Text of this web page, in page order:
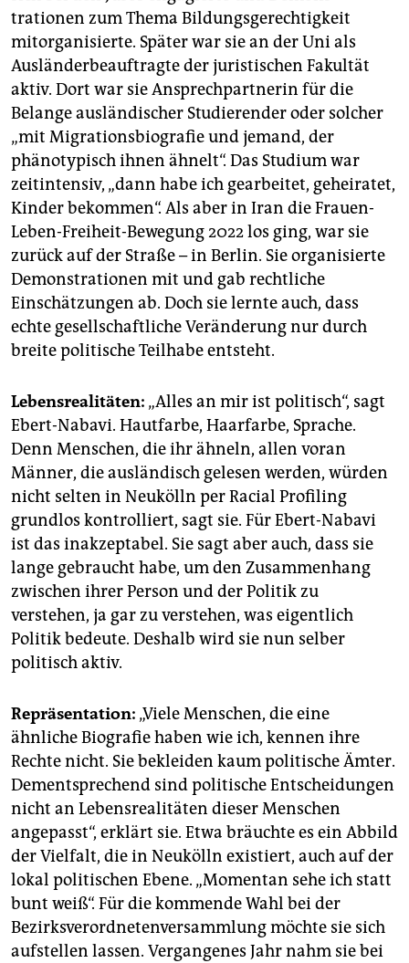
trationen zum Thema Bildungsgerechtigkeit
mitorganisierte. Später war sie an der Uni als
Ausländerbeauftragte der juristischen Fakultät
aktiv. Dort war sie Ansprechpartnerin für die
Belange ausländischer Studierender oder solcher
„mit Migrationsbiografie und jemand, der
phänotypisch ihnen ähnelt“. Das Studium war
zeitintensiv, „dann habe ich gearbeitet, geheiratet,
Kinder bekommen“. Als aber in Iran die Frauen-
Leben-Freiheit-Bewegung 2022 los ging, war sie
zurück auf der Straße – in Berlin. Sie organisierte
Demons­trationen mit und gab rechtliche
Einschätzungen ab. Doch sie lernte auch, dass
echte gesellschaftliche Veränderung nur durch
breite politische Teilhabe entsteht.
Lebensrealitäten: „Alles an mir ist politisch“, sagt
Ebert-Nabavi. Hautfarbe, Haarfarbe, Sprache.
Denn Menschen, die ihr ähneln, allen voran
Männer, die ausländisch gelesen werden, würden
nicht selten in Neukölln per Racial Profiling
grundlos kontrolliert, sagt sie. Für Ebert-Nabavi
ist das inakzeptabel. Sie sagt aber auch, dass sie
lange gebraucht habe, um den Zusammenhang
zwischen ihrer Person und der Politik zu
verstehen, ja gar zu verstehen, was eigentlich
Politik bedeute. Deshalb wird sie nun selber
politisch aktiv.
Repräsentation: „Viele Menschen, die eine
ähnliche Biografie haben wie ich, kennen ihre
Rechte nicht. Sie bekleiden kaum politische Ämter.
Dementsprechend sind politische Entscheidungen
nicht an Lebensrealitäten dieser Menschen
angepasst“, erklärt sie. Etwa bräuchte es ein Abbild
der Vielfalt, die in Neukölln existiert, auch auf der
lokal politischen Ebene. „Momentan sehe ich statt
bunt weiß“. Für die kommende Wahl bei der
Bezirksverordnetenversammlung möchte sie sich
aufstellen lassen. Vergangenes Jahr nahm sie bei